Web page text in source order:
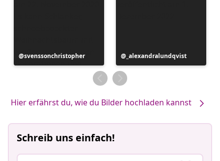
Beitrag
veröffentlicht
svenssonchristopher
Beitrag
veröffentlicht
von
_alexandralundqvist
Hier erfährst du, wie du Bilder hochladen kannst
Schreib uns einfach!